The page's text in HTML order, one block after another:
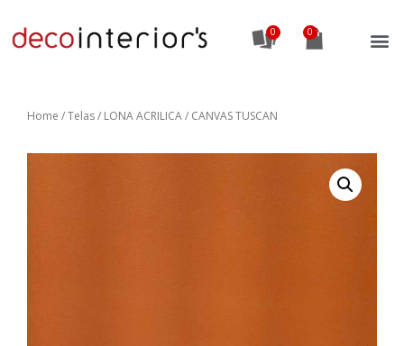
0
Home /Telas/ LONA ACRILICA / CANVAS TUSCAN